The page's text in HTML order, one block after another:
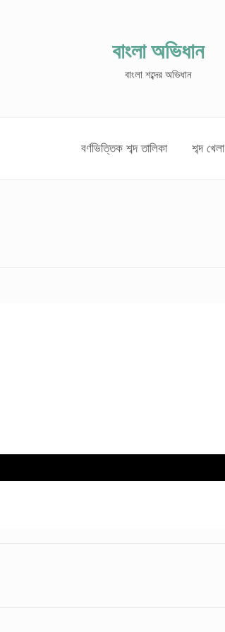
বাংলা অভিধান
বাংলা শব্দের অভিধান
বর্ণভিত্তিক শব্দ তালিকা শব্দ খেলা